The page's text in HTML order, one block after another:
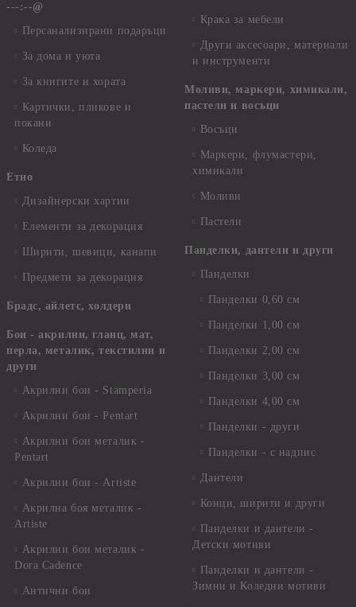
---:--@
Персанализирани подаръци
За дома и уюта
За книгите и хората
Картички, пликове и
покани
Коледа
Етно
Дизайнерски хартии
Елементи за декорация
Ширити, шевици, канапи
Предмети за декорация
Брадс, айлетс, холдери
Бои - акрилни, гланц, мат,
перла, металик, текстилни и
други
Акрилни бои - Stamperia
Акрилни бои - Pentart
Акрилни бои металик -
Pentart
Акрилни бои - Artiste
Акрилна боя металик -
Artiste
Акрилни бои металик -
Dora Cadence
Антични бои
Крака за мебели
Други аксесоари, материали
и инструменти
Моливи, маркери, химикали,
пастели и восъци
Восъци
Маркери, флумастери,
химикали
Моливи
Пастели
Панделки, дантели и други
Панделки
Панделки 0,60 см
Панделки 1,00 см
Панделки 2,00 см
Панделки 3,00 см
Панделки 4,00 см
Панделки - други
Панделки - с надпис
Дантели
Конци, ширити и други
Панделки и дантели -
Детски мотиви
Панделки и дантели -
Зимни и Коледни мотиви